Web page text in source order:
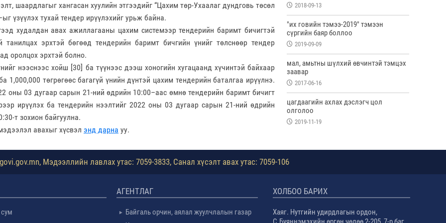
шаардлагыг хангасан хуулийн этгээдийг “Цахим төр-Ухаалаг дундговь төсөл
үзүүлэх тухай тендер ирүүлэхийг урьж байна.
худалдан авах ажиллагааны цахим системээр тендерийн баримт бичигтэй
танилцах эрхтэй бөгөөд тендерийн баримт бичгийн үнийг төлснөөр тендер
оролцох эрхтэй болно.
нээснээс хойш [30] ба түүнээс дээш хоногийн хугацаанд хүчинтэй байхаар
1,000,000 төгрөгөөс багагүй үнийн дүнтэй цахим тендерийн баталгаа ирүүлнэ.
оны 03 дугаар сарын 21-ний өдрийн 10:00–аас өмнө тендерийн баримт бичигт
ирүүлэх ба тендерийн нээлтийг 2022 оны 03 дугаар сарын 21-ний өдрийн
т зохион байгуулна.
авахыг хүсвэл энд дарна уу.
2018-09-13
"их говийн тэмээ-2019" тэмээн
сүргийн баяр боллоо
2019-09-09
мал, амьтны шүлхий өвчинтэй тэмцэх
заавар
2017-06-16
цагдаагийн ахлах дэслэгч цол
олголоо
2019-11-19
Мэдээллийн лавлах утас: 7059-3833, Санал хүсэлт авах утас: 7059-106
АГЕНТЛАГ
Байгаль орчин, аялал жуулчлалын газар
ХОЛБОО БАРИХ
Хаяг. Нутгийн удирдлагын ордон,